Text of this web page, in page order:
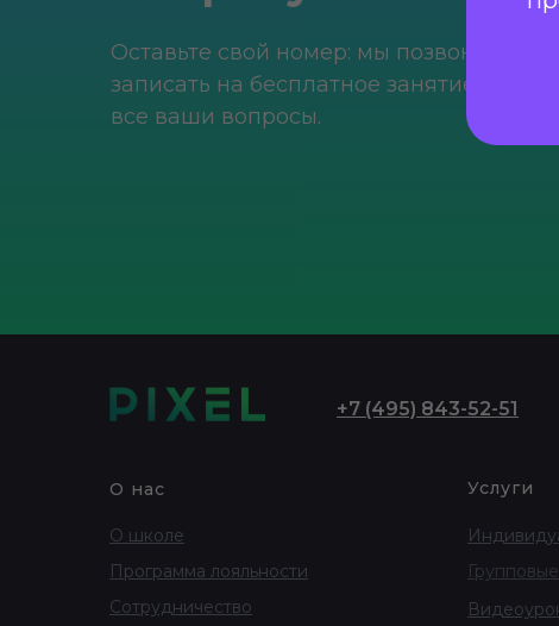
Оставьте свой номер: мы позвоним,
записать на бесплатное занятие и
все ваши вопросы.
+7 (495) 843-52-51
О нас
О школе
Сотрудничество
Программа лояльности
Услуги